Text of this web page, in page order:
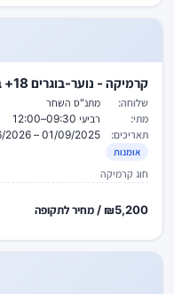
קרמיקה - נוער-בוגרים 18+ בוקר
שלוחה:
מתנ"ס השחר
מתי:
רביעי 09:30–12:00
תאריכים:
01/09/2025 – 30/06/2026
אומנות
חוג קרמיקה
₪5,200 / מחיר לתקופה